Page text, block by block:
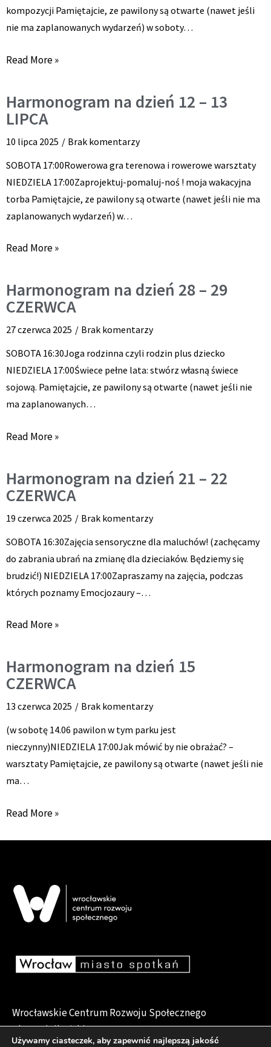
kompozycji Pamiętajcie, ze pawilony są otwarte (nawet jeśli
nie ma zaplanowanych wydarzeń) w soboty…
Read More »
Harmonogram na dzień 12 – 13
LIPCA
10 lipca 2025
Brak komentarzy
SOBOTA 17:00Rowerowa gra terenowa i rowerowe warsztaty
NIEDZIELA 17:00Zaprojektuj-pomaluj-noś ! moja wakacyjna
torba Pamiętajcie, ze pawilony są otwarte (nawet jeśli nie ma
zaplanowanych wydarzeń) w…
Read More »
Harmonogram na dzień 28 – 29
CZERWCA
27 czerwca 2025
Brak komentarzy
SOBOTA 16:30Joga rodzinna czyli rodzin plus dziecko
NIEDZIELA 17:00Świece pełne lata: stwórz własną świece
sojową. Pamiętajcie, ze pawilony są otwarte (nawet jeśli nie
ma zaplanowanych…
Read More »
Harmonogram na dzień 21 – 22
CZERWCA
19 czerwca 2025
Brak komentarzy
SOBOTA 16:30Zajęcia sensoryczne dla maluchów! (zachęcamy
do zabrania ubrań na zmianę dla dzieciaków. Będziemy się
brudzić!) NIEDZIELA 17:00Zapraszamy na zajęcia, podczas
których poznamy Emocjozaury –…
Read More »
Harmonogram na dzień 15
CZERWCA
13 czerwca 2025
Brak komentarzy
(w sobotę 14.06 pawilon w tym parku jest
nieczynny)NIEDZIELA 17:00Jak mówić by nie obrażać? –
warsztaty Pamiętajcie, ze pawilony są otwarte (nawet jeśli nie
ma…
Read More »
Wrocławskie Centrum Rozwoju Społecznego
pl. Dominikański 6, 50-159 Wrocław
Używamy ciasteczek, aby zapewnić najlepszą jakość